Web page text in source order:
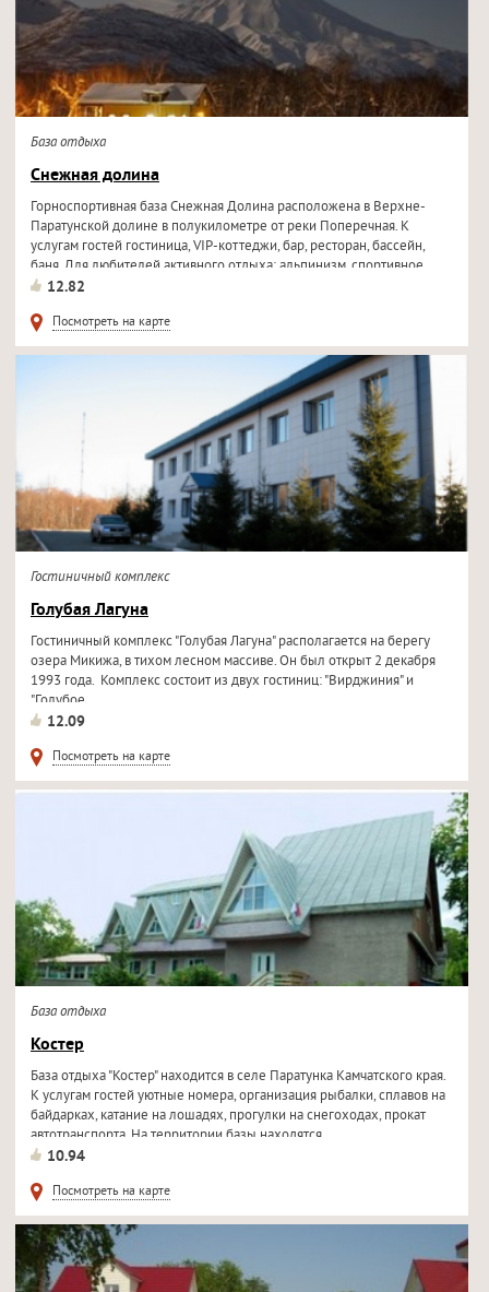
База отдыха
Снежная долина
Горноспортивная база Снежная Долина расположена в Верхне-
Паратунской долине в полукилометре от реки Поперечная. К
услугам гостей гостиница, VIP-коттеджи, бар, ресторан, бассейн,
баня. Для любителей активного отдыха: альпинизм, спортивное...
12.82
Посмотреть на карте
Гостиничный комплекс
Голубая Лагуна
Гостиничный комплекс "Голубая Лагуна" располагается на берегу
озера Микижа, в тихом лесном массиве. Он был открыт 2 декабря
1993 года. Комплекс состоит из двух гостиниц: "Вирджиния" и
"Голубое...
12.09
Посмотреть на карте
База отдыха
Костер
База отдыха "Костер" находится в селе Паратунка Камчатского края.
К услугам гостей уютные номера, организация рыбалки, сплавов на
байдарках, катание на лошадях, прогулки на снегоходах, прокат
автотранспорта. На территории базы находятся...
10.94
Посмотреть на карте